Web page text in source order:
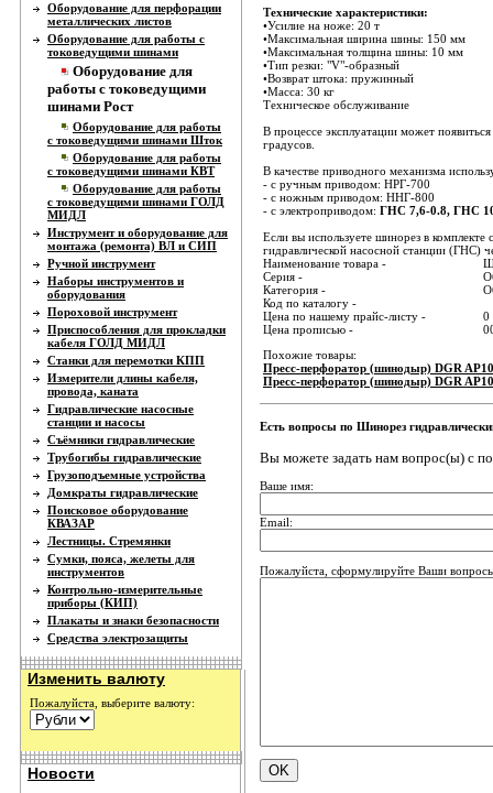
Оборудование для перфорации
металлических листов
Оборудование для работы с
токоведущими шинами
Оборудование для
работы с токоведущими
шинами Рост
Оборудование для работы
с токоведущими шинами Шток
Оборудование для работы
с токоведущими шинами КВТ
Оборудование для работы
с токоведущими шинами ГОЛД
МИДЛ
Инструмент и оборудование для
монтажа (ремонта) ВЛ и СИП
Ручной инструмент
Наборы инструментов и
оборудования
Пороховой инструмент
Приспособления для прокладки
кабеля ГОЛД МИДЛ
Станки для перемотки КПП
Измерители длины кабеля,
провода, каната
Гидравлические насосные
станции и насосы
Съёмники гидравлические
Трубогибы гидравлические
Грузоподъемные устройства
Домкраты гидравлические
Поисковое оборудование
КВАЗАР
Лестницы. Стремянки
Сумки, пояса, желеты для
инструментов
Контрольно-измерительные
приборы (КИП)
Плакаты и знаки безопасности
Средства электрозащиты
Изменить валюту
Пожалуйста, выберите валюту:
Новости
Технические характеристики:
•Усилие на ноже: 20 т
•Максимальная ширина шины: 150 мм
•Максимальная толщина шины: 10 мм
•Тип резки: "V"-образный
•Возврат штока: пружинный
•Масса: 30 кг
Техническое обслуживание
В процессе эксплуатации может
градусов.
В качестве приводного механизма
- c ручным приводом: НРГ-700
- с ножным приводом: ННГ-800
- с электроприводом: ГНС 7,6-0.8, ГНС
Если вы используете шинорез в
гидравлической насосной станции (ГНС)
Наименование товара -
Серия -
Категория -
Код по каталогу -
Цена по нашему прайс-листу -
0
Цена прописью -
Похожие товары:
Пресс-перфоратор (шинодыр) DGR
Пресс-перфоратор (шинодыр) DGR
Есть вопросы по Шинорез
Вы можете задать нам вопрос(ы) с
Ваше имя:
Email:
Пожалуйста, сформулируйте Ваши